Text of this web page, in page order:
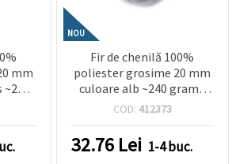
mm
~240
NOU
Fir de chenilă 100%
poliester grosime 20 mm
culoare alb ~240 grame
-25 metri
COD: 412373
32.76 Lei 1-4 buc.